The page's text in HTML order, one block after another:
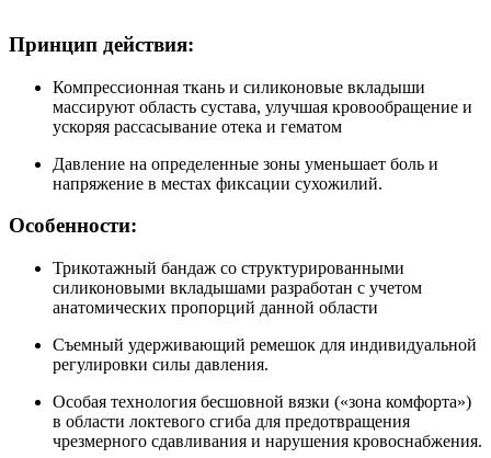
Принцип действия:
Компрессионная ткань и силиконовые вкладыши
массируют область сустава, улучшая кровообращение и
ускоряя рассасывание отека и гематом
Давление на определенные зоны уменьшает боль и
напряжение в местах фиксации сухожилий.
Особенности:
Трикотажный бандаж со структурированными
силиконовыми вкладышами разработан с учетом
анатомических пропорций данной области
Съемный удерживающий ремешок для индивидуальной
регулировки силы давления.
Особая технология бесшовной вязки («зона комфорта»)
в области локтевого сгиба для предотвращения
чрезмерного сдавливания и нарушения кровоснабжения.